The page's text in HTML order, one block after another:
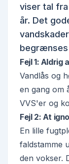
viser tal
år. Det
Fejl 1:
Vandlås og
en gang om
VVS'er og
Fejl 2: At
En lille
faldstamme
den vokser.